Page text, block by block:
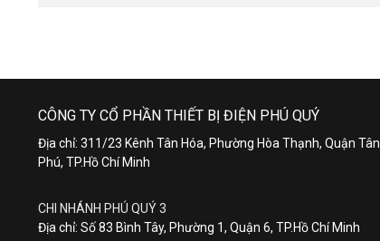
CÔNG TY CỔ PHẦN THIẾT BỊ ĐIỆN PHÚ QUÝ
Địa chỉ: 311/23 Kênh Tân Hóa, Phường Hòa Thạnh, Quận Tân
Phú, TP.Hồ Chí Minh
CHI NHÁNH PHÚ QUÝ 3
Địa chỉ: Số 83 Bình Tây, Phường 1, Quận 6, TP.Hồ Chí Minh